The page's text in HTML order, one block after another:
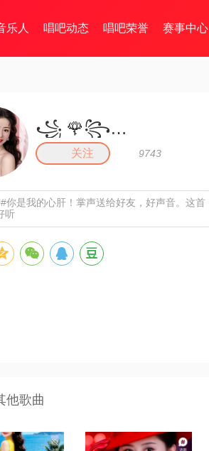
乐人 唱吧动态 唱吧荣誉 赛事中心
꧁ 🌹꧂千变小魔仙꧁🎈
关注 9743
你是我的心肝！掌声送给好友，好声音。这首
听
他歌曲